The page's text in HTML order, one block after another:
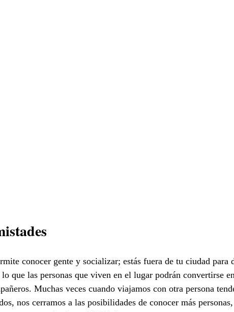
conocer gente y socializar; estás fuera de tu ciudad
que las personas que viven en el lugar podrán convertirse
Muchas veces cuando viajamos con otra persona
nos cerramos a las posibilidades de conocer más